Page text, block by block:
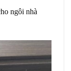
ngôi nhà